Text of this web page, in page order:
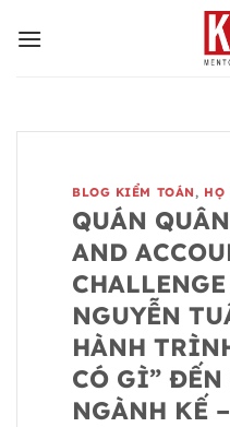
qua
BLOG KIỂM TOÁN, HỌ
QUÁN
AND
NGUYỄN
HÀNH
CÓ GÌ”
NGÀNH KẾ